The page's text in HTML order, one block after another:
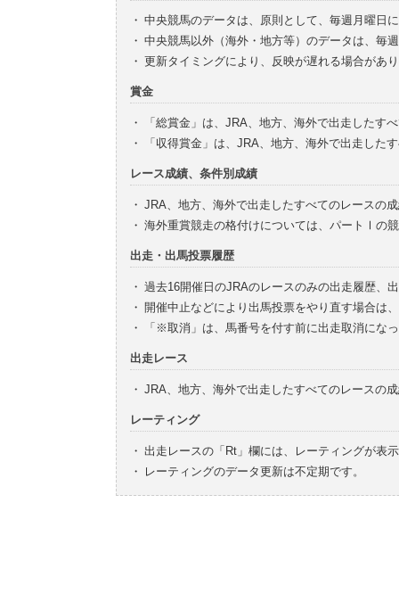
・ 中央競馬のデータは、原則として、毎週月曜日
・ 中央競馬以外（海外・地方等）のデータは、毎
・ 更新タイミングにより、反映が遅れる場合があ
賞金
・
「総賞金」は、JRA、地方、海外で出走したす
・
「収得賞金」は、JRA、地方、海外で出走した
レース成績、条件別成績
・ JRA、地方、海外で出走したすべてのレースの
・ 海外重賞競走の格付けについては、パートⅠの
出走・出馬投票履歴
・ 過去16開催日のJRAのレースのみの出走履歴、
・ 開催中止などにより出馬投票をやり直す場合は
・
「※取消」は、馬番号を付す前に出走取消にな
出走レース
・ JRA、地方、海外で出走したすべてのレースの
レーティング
・ 出走レースの「Rt」欄には、レーティングが表
・
レーティングのデータ更新は不定期です。